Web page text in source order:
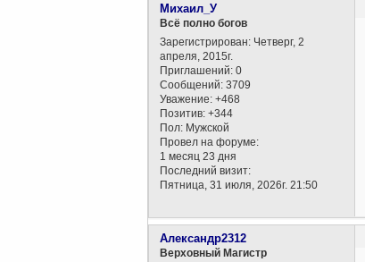
Михаил_У
Всё полно богов
Зарегистрирован: Четверг, 2
апреля, 2015г.
Приглашений: 0
Сообщений: 3709
Уважение: +468
Позитив: +344
Пол: Мужской
Провел на форуме:
1 месяц 23 дня
Последний визит:
Пятница, 31 июля, 2026г. 21:50
Александр2312
Верховный Магистр